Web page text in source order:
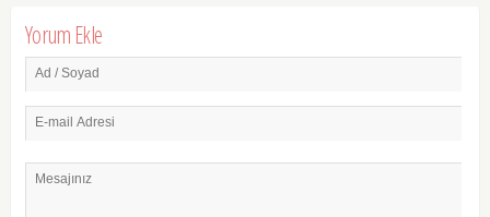
Yorum Ekle
Ad / Soyad
E-mail Adresi
Mesajınız